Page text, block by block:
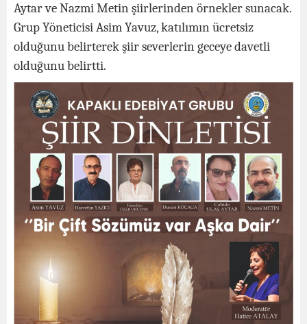
Aytar ve Nazmi Metin şiirlerinden örnekler sunacak.
Grup Yöneticisi Asim Yavuz, katılımın ücretsiz
olduğunu belirterek şiir severlerin geceye davetli
olduğunu belirtti.